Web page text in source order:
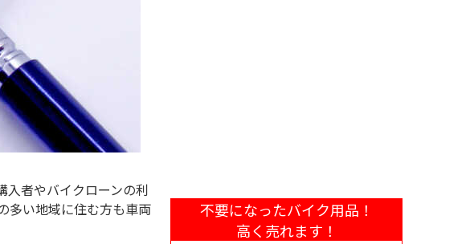
入者やバイクローンの利
多い地域に住む方も車両
不要になったバイク用品！
高く売れます！